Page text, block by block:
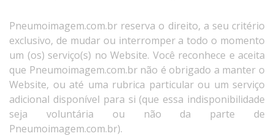
Pneumoimagem.com.br reserva o direito, a seu critério
exclusivo, de mudar ou interromper a todo o momento
um (os) serviço(s) no Website. Você reconhece e aceita
que Pneumoimagem.com.br não é obrigado a manter o
Website, ou até uma rubrica particular ou um serviço
adicional disponível para si (que essa indisponibilidade
seja voluntária ou não da parte de
Pneumoimagem.com.br).